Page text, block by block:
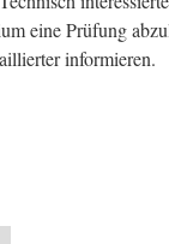
eine Prüfung
informieren.